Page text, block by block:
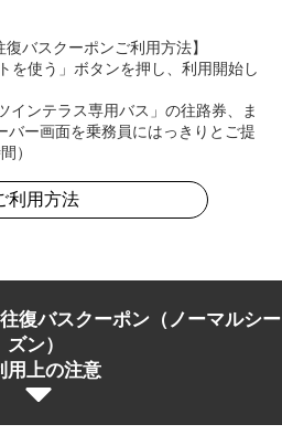
バスクーポンご利用方法】
を使う」ボタンを押し、利用開始し
インテラス専用バス」の往路券、ま
バー画面を乗務員にはっきりとご提
）
利用方法
復バスクーポン（ノーマルシー
ズン）
用上の注意